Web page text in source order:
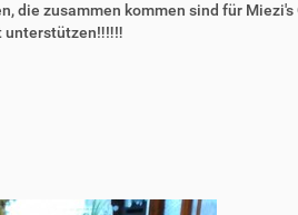
die zusammen kommen sind für Miezi's
unterstützen‼️‼️‼️